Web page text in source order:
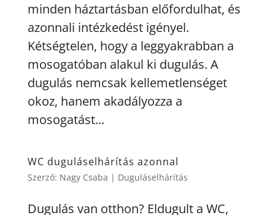
minden háztartásban előfordulhat, és
azonnali intézkedést igényel.
Kétségtelen, hogy a leggyakrabban a
mosogatóban alakul ki dugulás. A
dugulás nemcsak kellemetlenséget
okoz, hanem akadályozza a
mosogatást...
WC duguláselhárítás azonnal
Szerző: Nagy Csaba | Duguláselhárítás
Dugulás van otthon? Eldugult a WC,